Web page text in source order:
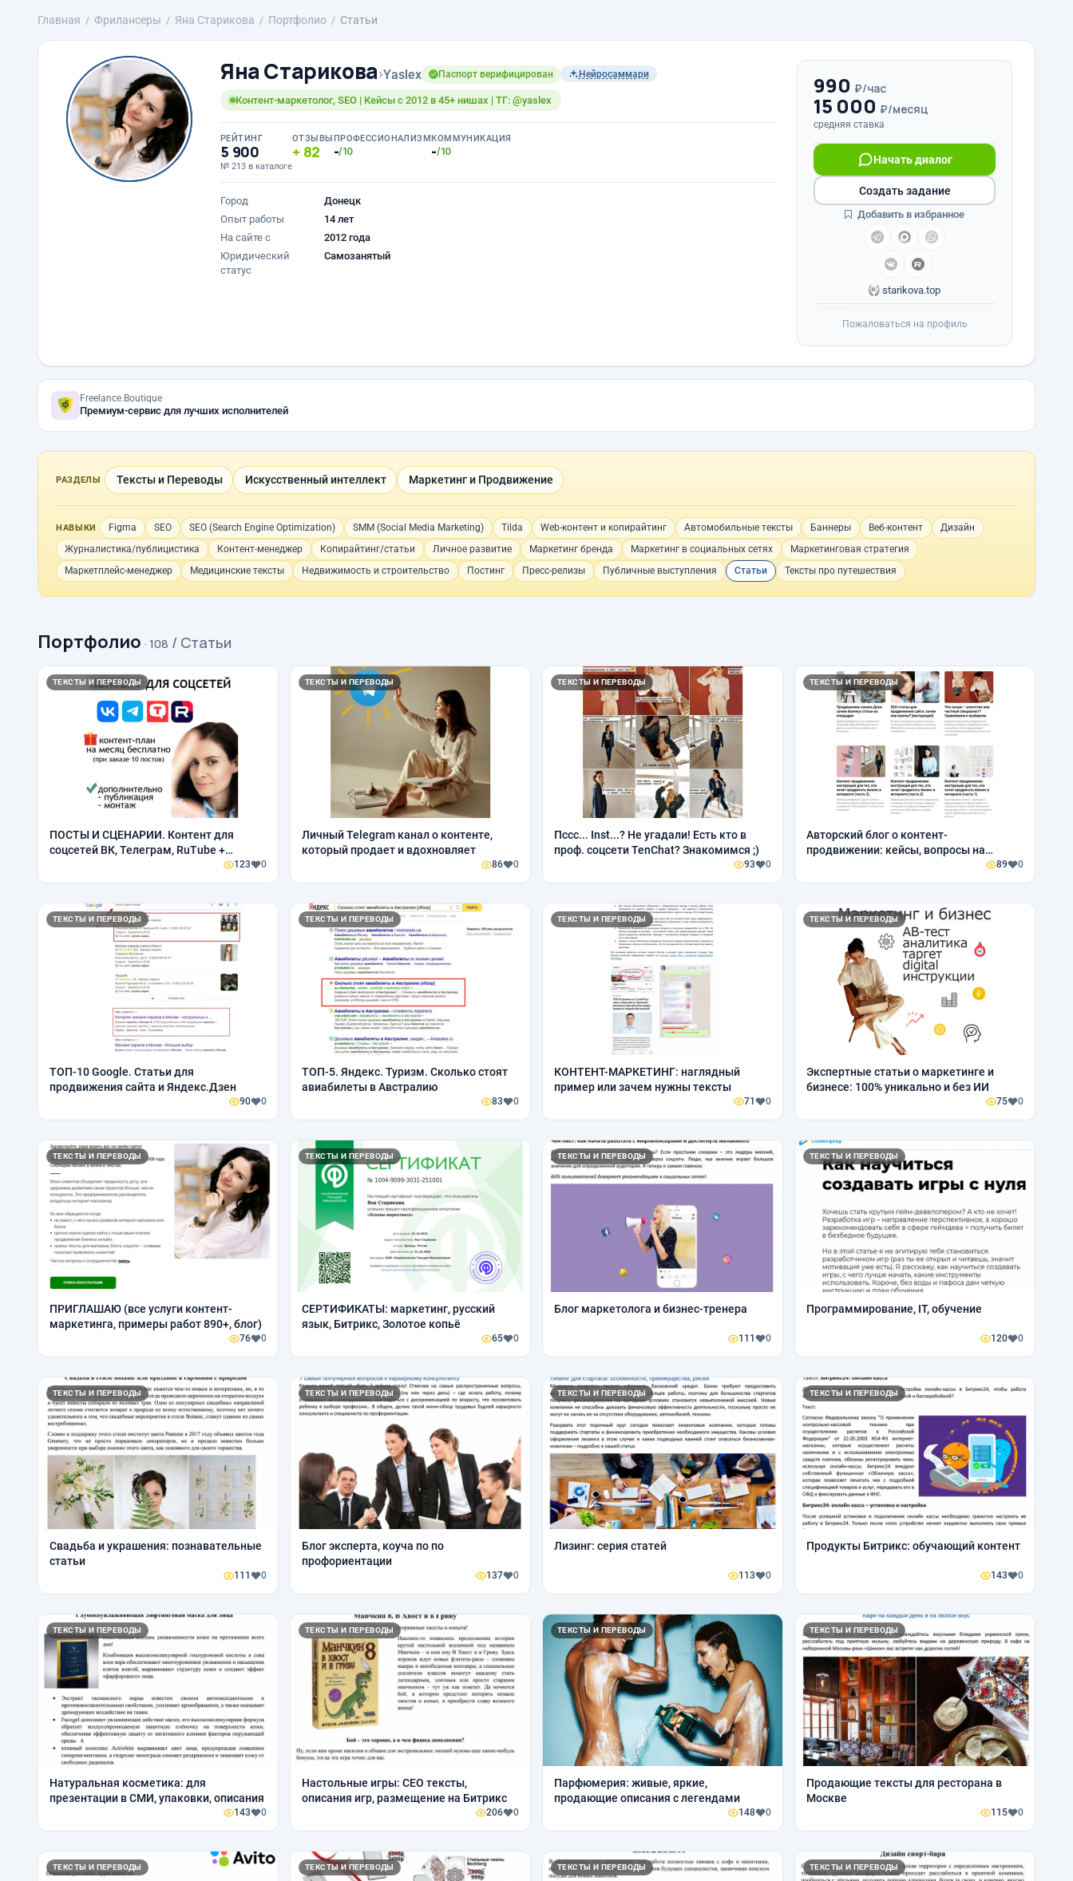
Главная Фрилансеры Яна Старикова Портфолио Статьи
Яна Старикова›Yaslex Паспорт верифицирован Нейросаммари
Контент-маркетолог, SEO | Кейсы с 2012 в 45+ нишах | ТГ: @yaslex
РЕЙТИНГ
5 900
№ 213 в каталоге
ОТЗЫВЫ
82
ПРОФЕССИОНАЛИЗМ
-/10
КОММУНИКАЦИЯ
-/10
Город
Донецк
Опыт работы
14 лет
На сайте с
2012 года
Юридический
статус
Самозанятый
990 ₽/час
15 000 ₽/месяц
средняя ставка
Начать диалог
starikova.top
Создать задание
Добавить в избранное
Пожаловаться на профиль
Freelance.Boutique
Премиум-сервис для лучших исполнителей
РАЗДЕЛЫ Тексты и Переводы Искусственный интеллект Маркетинг и Продвижение
НАВЫКИ Figma SEO SEO (Search Engine Optimization) SMM (Social Media Marketing) Tilda Web-контент и копирайтинг Автомобильные тексты Баннеры Веб-контент
Дизайн
Журналистика/публицистика
Контент-менеджер Копирайтинг/статьи Личное развитие Маркетинг бренда Маркетинг в социальных сетях
Маркетинговая стратегия
Маркетплейс-менеджер
Медицинские тексты Недвижимость и строительство Постинг Пресс-релизы Публичные выступления Статьи Тексты про путешествия
Портфолио · 108 / Статьи
ТЕКСТЫ И ПЕРЕВОДЫ
ПОСТЫ И СЦЕНАРИИ. Контент для
соцсетей ВК, Телеграм, RuTube +
контент-план в подарок от 10 постов!
123 0
ТЕКСТЫ И ПЕРЕВОДЫ
Личный Telegram канал о контенте,
который продает и вдохновляет
86 0
ТЕКСТЫ И ПЕРЕВОДЫ
Пссс... Inst...? Не угадали! Есть кто в
проф. соцсети TenChat? Знакомимся ;)
93 0
ТЕКСТЫ И ПЕРЕВОДЫ
Авторский блог о контент-
продвижении: кейсы, вопросы на
89 0
ТЕКСТЫ И ПЕРЕВОДЫ
ТОП-10 Google. Статьи для
продвижения сайта и Яндекс.Дзен
90 0
ТЕКСТЫ И ПЕРЕВОДЫ
ТОП-5. Яндекс. Туризм. Сколько стоят
авиабилеты в Австралию
83 0
ТЕКСТЫ И ПЕРЕВОДЫ
КОНТЕНТ-МАРКЕТИНГ: наглядный
пример или зачем нужны тексты
71 0
ТЕКСТЫ И ПЕРЕВОДЫ
Экспертные статьи о маркетинге и
бизнесе: 100% уникально и без ИИ
75 0
ТЕКСТЫ И ПЕРЕВОДЫ
ПРИГЛАШАЮ (все услуги контент-
маркетинга, примеры работ 890+, блог)
76 0
ТЕКСТЫ И ПЕРЕВОДЫ
СЕРТИФИКАТЫ: маркетинг, русский
язык, Битрикс, Золотое копьё
65 0
ТЕКСТЫ И ПЕРЕВОДЫ
Блог маркетолога и бизнес-тренера
111 0
ТЕКСТЫ И ПЕРЕВОДЫ
Программирование, IT, обучение
120 0
ТЕКСТЫ И ПЕРЕВОДЫ
Свадьба и украшения: познавательные
статьи
111 0
ТЕКСТЫ И ПЕРЕВОДЫ
Блог эксперта, коуча по по
профориентации
137 0
ТЕКСТЫ И ПЕРЕВОДЫ
Лизинг: серия статей
113 0
ТЕКСТЫ И ПЕРЕВОДЫ
Продукты Битрикс: обучающий контент
143 0
ТЕКСТЫ И ПЕРЕВОДЫ
Натуральная косметика: для
презентации в СМИ, упаковки, описания
143 0
ТЕКСТЫ И ПЕРЕВОДЫ
Настольные игры: СЕО тексты,
описания игр, размещение на Битрикс
206 0
ТЕКСТЫ И ПЕРЕВОДЫ
Парфюмерия: живые, яркие,
продающие описания с легендами
148 0
ТЕКСТЫ И ПЕРЕВОДЫ
Продающие тексты для ресторана в
Москве
115 0
ТЕКСТЫ И ПЕРЕВОДЫ ТЕКСТЫ И ПЕРЕВОДЫ ТЕКСТЫ И ПЕРЕВОДЫ ТЕКСТЫ И ПЕРЕВОДЫ